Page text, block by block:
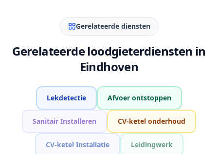
Gerelateerde diensten
Gerelateerde loodgieterdiensten in
Eindhoven
Lekdetectie Afvoer ontstoppen
Sanitair Installeren CV-ketel onderhoud
CV-ketel Installatie Leidingwerk